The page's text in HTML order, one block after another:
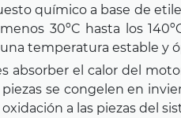
químico a base de
30ºC hasta los
temperatura estable y
absorber el calor del
se congelen en
a las piezas del